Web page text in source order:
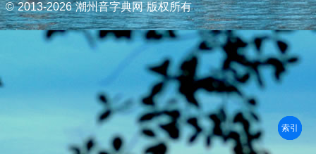
© 2013-2026 潮州音字典网 版权所有
部首
笔划
拼音
潮拼